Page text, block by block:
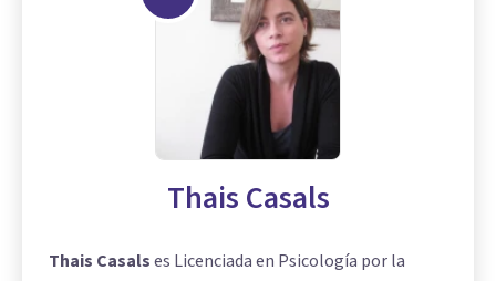
Thais Casals
Thais Casalses Licenciada en Psicología por la